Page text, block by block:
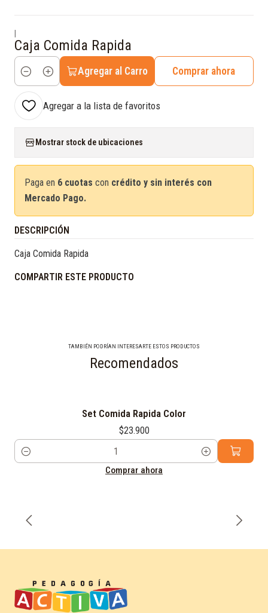
Caja Comida Rapida
Cantidad
Agregar al Carro Comprar ahora
Agregar a la lista de favoritos
Mostrar stock de ubicaciones
Paga en 6 cuotas con crédito y sin interés con
Mercado Pago.
DESCRIPCIÓN
Caja Comida Rapida
COMPARTIR ESTE PRODUCTO
TAMBIÉN PODRÍAN INTERESARTE ESTOS PRODUCTOS
Recomendados
Set Comida Rapida Color
$23.900
Cantidad
Comprar ahora